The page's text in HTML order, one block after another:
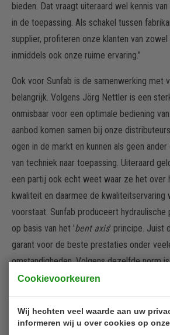
Cookievoorkeuren
Wij hechten veel waarde aan uw
informeren wij u over cookies op
bieden. Dat vraagt uiteraard wel kennis
in de toepassing. Als schakel tussen
supplier, profiteren onze klanten van zowel
inmiddels ook onze ruime ervaring.”
Ook voor Sunfab is de samenwerking met
belangrijk. Volgens Jörg Nettler is een
onmisbaar voor een optimale bediening
aanbod komen samen bij onze
ogen in de markt en kunnen als geen
van techniek naar toepassing. Uiteraard
een partij ook echt weet waar ze het over
kwaliteit en daarmee de kwaliteitservaring
voorstaat. Sunfab produceert hydraulische
op basis van het 'bent axis' principe. Juist
garant voor de beste prestaties onder
omstandigheden. Volgens dezelfde norm
gecertificeerd als onderdeel van een audit.
waren de aantoonbare en uitgebreide
producten en een snelle, vakkundige